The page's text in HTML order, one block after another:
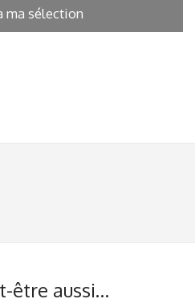
ma sélection
être aussi…